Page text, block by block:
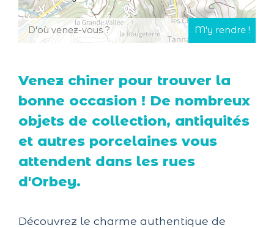
Venez chiner pour trouver la
bonne occasion ! De nombreux
objets de collection, antiquités
et autres porcelaines vous
attendent dans les rues
d'Orbey.
Découvrez le charme authentique de